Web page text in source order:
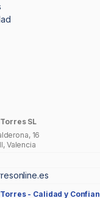
SL
16
Valencia
- Calidad y